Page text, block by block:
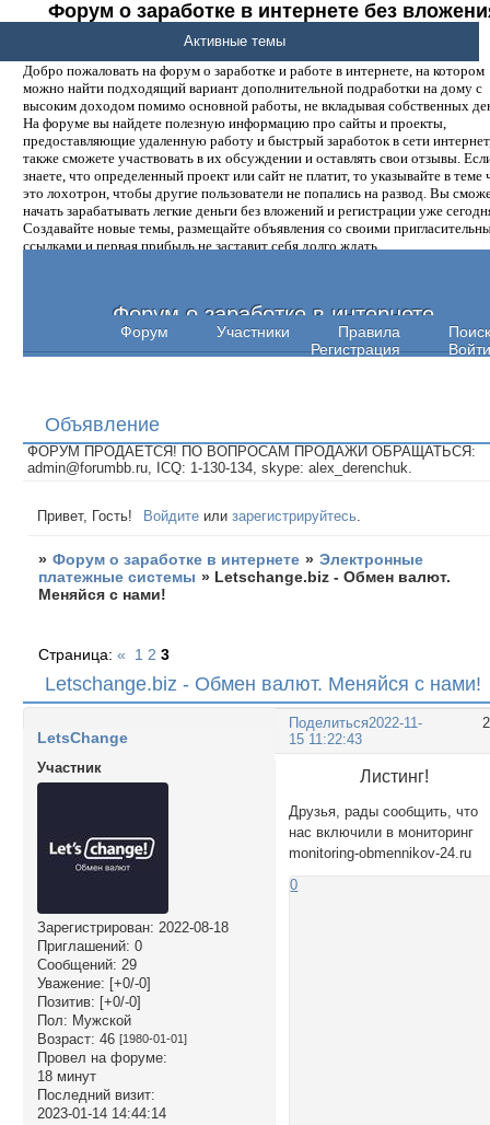
Форум о заработке в интернете без
денег.
Добро пожаловать на форум о заработке и работе в интернете, на котором
можно найти подходящий вариант дополнительной подработки на дому с
высоким доходом помимо основной работы, не вкладывая собственных
На форуме вы найдете полезную информацию про сайты и проекты,
предоставляющие удаленную работу и быстрый заработок в сети
также сможете участвовать в их обсуждении и оставлять свои отзывы.
знаете, что определенный проект или сайт не платит, то указывайте в теме
это лохотрон, чтобы другие пользователи не попались на развод. Вы
начать зарабатывать легкие деньги без вложений и регистрации уже
Создавайте новые темы, размещайте объявления со своими
ссылками и первая прибыль не заставит себя долго ждать.
Форум о заработке в интернете
Форум Участники Правила
Поиск
Регистрация
Войти
Активные темы
Объявление
ФОРУМ ПРОДАЕТСЯ! ПО ВОПРОСАМ ПРОДАЖИ ОБРАЩАТЬСЯ:
admin@forumbb.ru, ICQ: 1-130-134, skype: alex_derenchuk.
Привет, Гость! Войдите илизарегистрируйтесь
» Форум о заработке в интернете » Электронные
платежные системы » Letschange.biz - Обмен валют.
Меняйся с нами!
Letschange.biz - Обмен валют. Меняйся с нами!
Страница:« 1 2 3
Поделиться2022-11-
15 11:22:43
LetsChange
Участник
Зарегистрирован: 2022-08-18
Приглашений: 0
Сообщений: 29
Уважение: [+0/-0]
Позитив: [+0/-0]
Пол: Мужской
Возраст: 46 [1980-01-01]
Провел на форуме:
18 минут
Последний визит:
2023-01-14 14:44:14
Листинг!
Друзья, рады сообщить, что
нас включили в мониторинг
monitoring-obmennikov-24.ru
0